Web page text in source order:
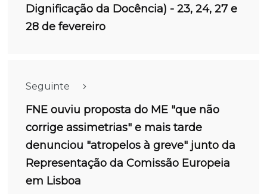
Dignificação da Docência) - 23, 24, 27 e
28 de fevereiro
Seguinte
FNE ouviu proposta do ME "que não
corrige assimetrias" e mais tarde
denunciou "atropelos à greve" junto da
Representação da Comissão Europeia
em Lisboa